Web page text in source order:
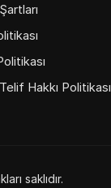
Hakkı Politikası
saklıdır.